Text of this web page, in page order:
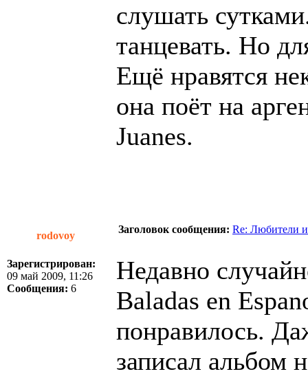
слушать
танцевать. Но
Ещё нравятся
она поёт на
Juanes.
rodovoy
Заголовок сообщения: Re: Любители
Зарегистрирован:
09 май 2009, 11:26
Сообщения: 6
Недавно
Baladas en
понравилось.
записал альбом